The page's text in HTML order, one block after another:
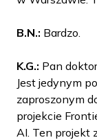
B.N.: Bardzo.
K.G.: Pan
Jest jedynym
zaproszonym
projekcie
AI. Ten projekt